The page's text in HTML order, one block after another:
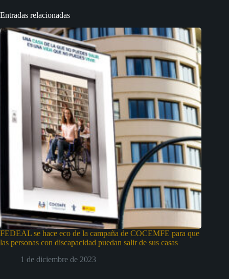
Entradas relacionadas
FEDEAL se hace eco de la campaña de COCEMFE para que
las personas con discapacidad puedan salir de sus casas
1 de diciembre de 2023